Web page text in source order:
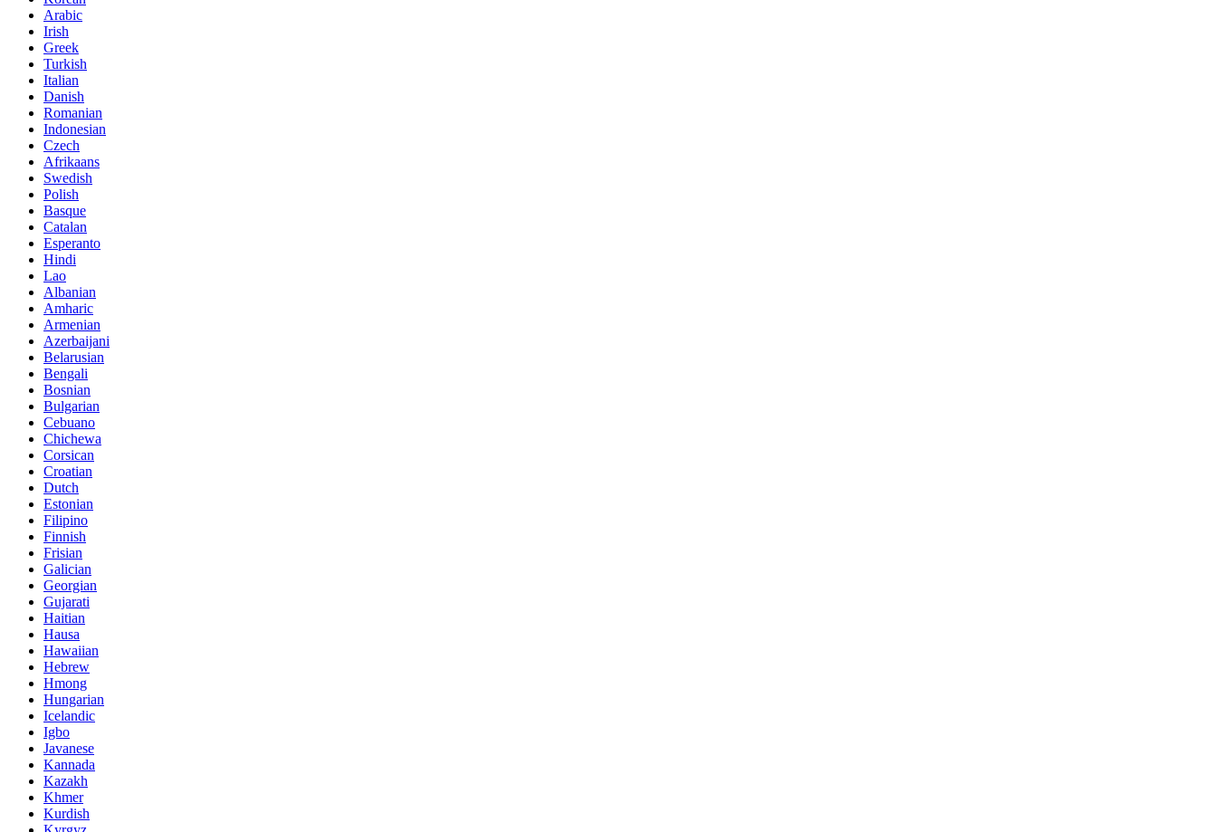
Arabic
Irish
Greek
Turkish
Italian
Danish
Romanian
Indonesian
Czech
Afrikaans
Swedish
Polish
Basque
Catalan
Esperanto
Hindi
Lao
Albanian
Amharic
Armenian
Azerbaijani
Belarusian
Bengali
Bosnian
Bulgarian
Cebuano
Chichewa
Corsican
Croatian
Dutch
Estonian
Filipino
Finnish
Frisian
Galician
Georgian
Gujarati
Haitian
Hausa
Hawaiian
Hebrew
Hmong
Hungarian
Icelandic
Igbo
Javanese
Kannada
Kazakh
Khmer
Kurdish